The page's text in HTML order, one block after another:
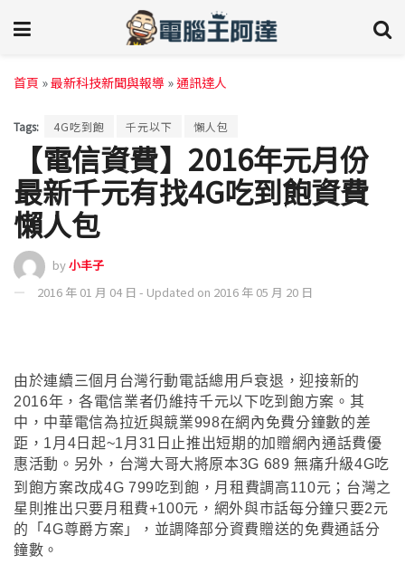
首頁 »最新科技新聞與報導 »通訊達人
Tags: 4G吃到飽 千元以下 懶人包
【電信資費】2016年元月份
最新千元有找4G吃到飽資費
懶人包
by小丰子
2016 年 01 月 04 日 - Updated on 2016 年 05 月 20 日
由於連續三個月台灣行動電話總用戶衰退 ，迎接新的
2016年 ，各電信業者仍維持千元以下吃到飽方案 。其
中，中華電信為拉近與競業998在網內免費分鐘數的差
距 ，1月4日起~1月31日止推出短期的加贈網內通話費優
惠活動 。另外 ，台灣大哥大將原本3G 689 無痛升級4G吃
到飽方案改成4G 799吃到飽 ，月租費調高110元 ； 台灣之
星則推出只要月租費+100元 ，網外與市話每分鐘只要2元
的 「4G尊爵方案」，並調降部分資費贈送的免費通話分
鐘數。